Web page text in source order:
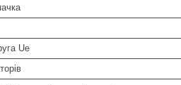
Ue